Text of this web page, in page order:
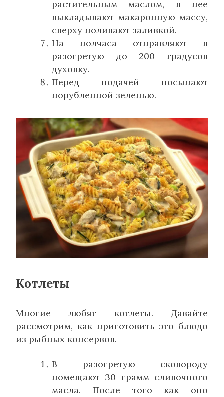
растительным маслом, в нее
выкладывают макаронную массу,
сверху поливают заливкой.
На полчаса отправляют в
разогретую до 200 градусов
духовку.
Перед подачей посыпают
порубленной зеленью.
Котлеты
Многие любят котлеты. Давайте
рассмотрим, как приготовить это блюдо
из рыбных консервов.
В разогретую сковороду
помещают 30 грамм сливочного
масла. После того как оно